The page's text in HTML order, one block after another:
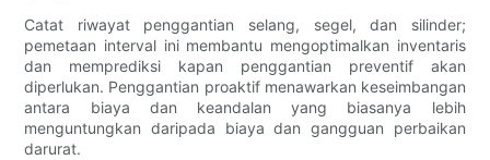
Catat riwayat penggantian selang, segel, dan silinder;
pemetaan interval ini membantu mengoptimalkan inventaris
dan memprediksi kapan penggantian preventif akan
diperlukan. Penggantian proaktif menawarkan keseimbangan
antara biaya dan keandalan yang biasanya lebih
menguntungkan daripada biaya dan gangguan perbaikan
darurat.